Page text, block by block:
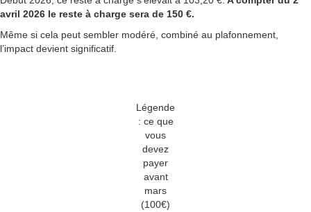
avril 2026 le reste à charge sera de 150 €.
Même si cela peut sembler modéré, combiné au plafonnement,
l’impact devient significatif.
Légende
: ce que
vous
devez
payer
avant
mars
(100€)